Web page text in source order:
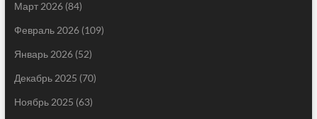
Март 2026(84)
Февраль 2026(109)
Январь 2026(52)
Декабрь 2025 (70)
Ноябрь 2025 (63)